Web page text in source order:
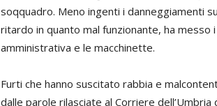
soqquadro. Meno ingenti i danneggiamenti
ritardo in quanto mal funzionante, ha
amministrativa e le macchinette.
Furti che hanno suscitato rabbia e
dalle parole rilasciate al Corriere